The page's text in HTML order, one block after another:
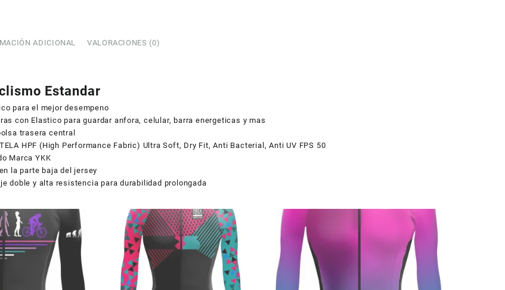
ADICIONAL VALORACIONES (0)
Estandar
para el mejor desempeno
con Elastico para guardar anfora, celular, barra energeticas y mas
trasera central
HPF (High Performance Fabric) Ultra Soft, Dry Fit, Anti Bacterial, Anti UV FPS 50
Marca YKK
la parte baja del jersey
doble y alta resistencia para durabilidad prolongada
COPIAR CÓDIGO